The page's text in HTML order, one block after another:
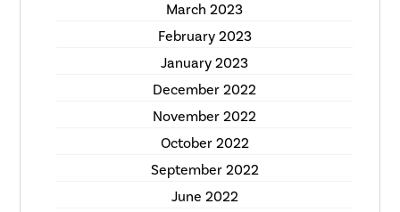
March 2023
February 2023
January 2023
December 2022
November 2022
October 2022
September 2022
June 2022